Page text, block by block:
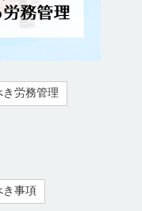
労務管理
き事項